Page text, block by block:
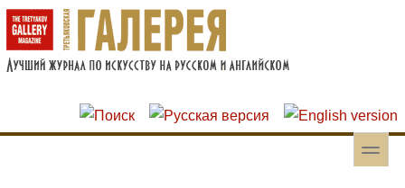
Перейти к основному содержанию
Skip to search
toggle